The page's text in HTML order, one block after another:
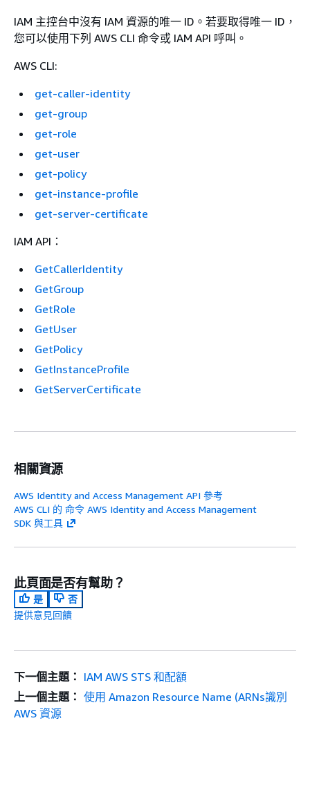
IAM 主控台中沒有 IAM 資源的唯一 ID。若要取得唯一 ID，
您可以使用下列 AWS CLI 命令或 IAM API 呼叫。
AWS CLI:
get-caller-identity
get-group
get-role
get-user
get-policy
get-instance-profile
get-server-certificate
IAM API：
GetCallerIdentity
GetGroup
GetRole
GetUser
GetPolicy
GetInstanceProfile
GetServerCertificate
相關資源
AWS Identity and Access Management API 參考
AWS CLI 的 命令 AWS Identity and Access Management
SDK 與工具
此頁面是否有幫助？
是
否
提供意見回饋
下一個主題： IAM AWS STS 和配額
上一個主題： 使用 Amazon Resource Name (ARNs識別
AWS 資源